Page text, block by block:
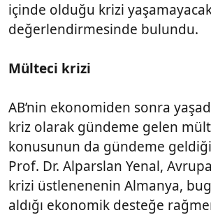
içinde olduğu krizi
değerlendirmesinde bulundu.
Mülteci krizi
AB’nin ekonomiden sonra
kriz olarak gündeme gelen
konusunun da gündeme
Prof. Dr. Alparslan Yenal,
krizi üstlenenenin Almanya,
aldığı ekonomik desteğe